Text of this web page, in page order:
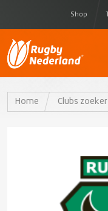
Shop
Home Clubs zoeker